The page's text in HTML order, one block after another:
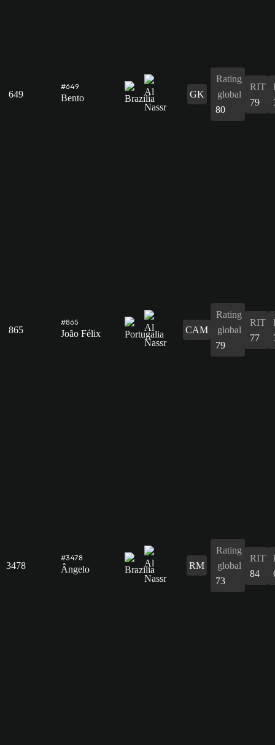
649
#649
Bento GK
Rating
global
80
RIT
79
865
#865
João Félix CAM
Rating
global
79
RIT
77
3478
#3478
Ângelo RM
Rating
global
73
RIT
84